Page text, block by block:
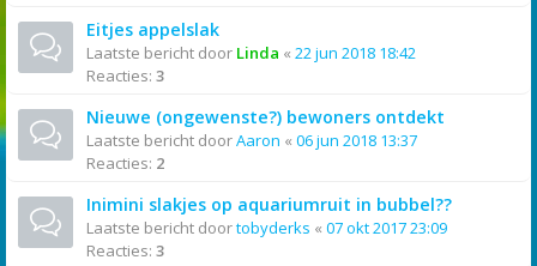
Eitjes appelslak
Laatste bericht door Linda « 22 jun 2018 18:42
Reacties: 3
Nieuwe (ongewenste?) bewoners ontdekt
Laatste bericht doorAaron « 06 jun 2018 13:37
Reacties: 2
Inimini slakjes op aquariumruit in bubbel??
Laatste bericht doortobyderks « 07 okt 2017 23:09
Reacties: 3